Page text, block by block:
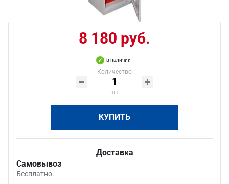
8 180 руб.
в наличии
Количество
шт
КУПИТЬ
Доставка
Самовывоз
Бесплатно.